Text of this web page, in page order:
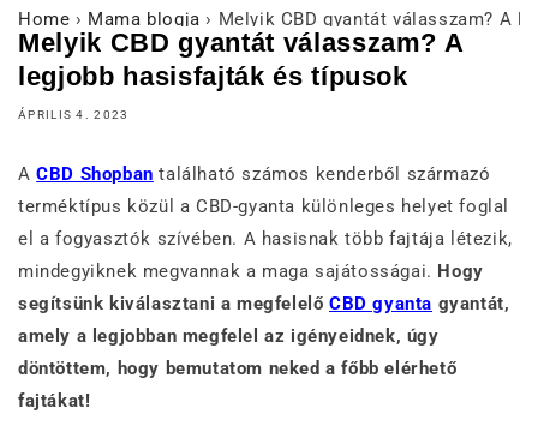
Home › Mama blogja › Melyik CBD gyantát válasszam? A
Melyik CBD gyantát válasszam? A
legjobb hasisfajták és típusok
ÁPRILIS 4. 2023
ACBD Shopban található számos kenderből származó
terméktípus közül a CBD-gyanta különleges helyet foglal
el a fogyasztók szívében. A hasisnak több fajtája létezik,
mindegyiknek megvannak a maga sajátosságai. Hogy
segítsünk kiválasztani a megfelelőCBD gyanta gyantát,
amely a legjobban megfelel az igényeidnek, úgy
döntöttem, hogy bemutatom neked a főbb elérhető
fajtákat!